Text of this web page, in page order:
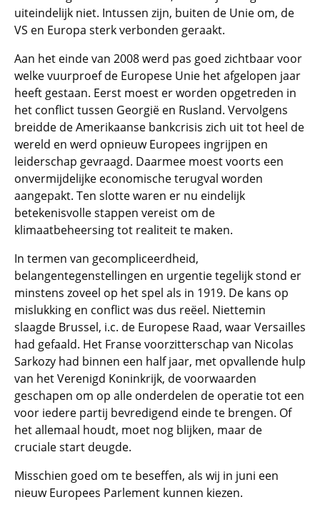
uiteindelijk niet. Intussen zijn, buiten de Unie om, de
VS en Europa sterk verbonden geraakt.
Aan het einde van 2008 werd pas goed zichtbaar voor
welke vuurproef de Europese Unie het afgelopen jaar
heeft gestaan. Eerst moest er worden opgetreden in
het conflict tussen Georgië en Rusland. Vervolgens
breidde de Amerikaanse bankcrisis zich uit tot heel de
wereld en werd opnieuw Europees ingrijpen en
leiderschap gevraagd. Daarmee moest voorts een
onvermijdelijke economische terugval worden
aangepakt. Ten slotte waren er nu eindelijk
betekenisvolle stappen vereist om de
klimaatbeheersing tot realiteit te maken.
In termen van gecompliceerdheid,
belangentegenstellingen en urgentie tegelijk stond er
minstens zoveel op het spel als in 1919. De kans op
mislukking en conflict was dus reëel. Niettemin
slaagde Brussel, i.c. de Europese Raad, waar Versailles
had gefaald. Het Franse voorzitterschap van Nicolas
Sarkozy had binnen een half jaar, met opvallende hulp
van het Verenigd Koninkrijk, de voorwaarden
geschapen om op alle onderdelen de operatie tot een
voor iedere partij bevredigend einde te brengen. Of
het allemaal houdt, moet nog blijken, maar de
cruciale start deugde.
Misschien goed om te beseffen, als wij in juni een
nieuw Europees Parlement kunnen kiezen.